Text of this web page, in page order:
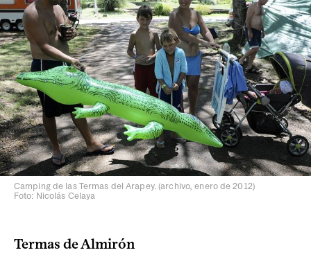
Camping de las Termas del Arapey. (archivo, enero de 2012)
Foto: Nicolás Celaya
Termas de Almirón